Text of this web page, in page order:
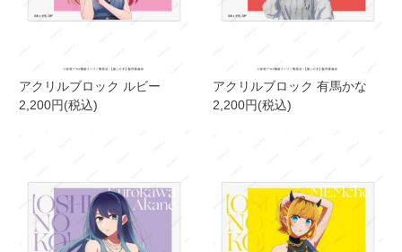
アクリルブロック ルビー
2,200円(税込)
アクリルブロック 有馬かな
2,200円(税込)